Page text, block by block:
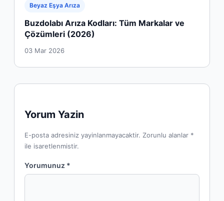
Beyaz Eşya Arıza
Buzdolabı Arıza Kodları: Tüm Markalar ve
Çözümleri (2026)
03 Mar 2026
Yorum Yazin
E-posta adresiniz yayinlanmayacaktir. Zorunlu alanlar *
ile isaretlenmistir.
Yorumunuz *